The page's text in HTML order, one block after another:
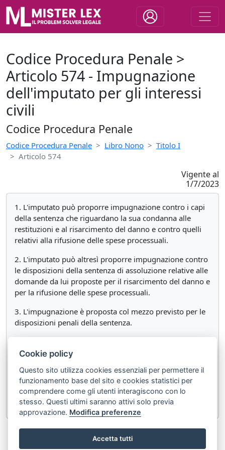
Codice Procedura Penale >
Articolo 574 - Impugnazione
dell'imputato per gli interessi
civili
Codice Procedura Penale
Codice Procedura Penale Libro Nono
Titolo I
Articolo 574
Vigente al
1/7/2023
1. L'imputato può proporre impugnazione contro i capi
della sentenza che riguardano la sua condanna alle
restituzioni e al risarcimento del danno e contro quelli
relativi alla rifusione delle spese processuali.
2. L'imputato può altresì proporre impugnazione contro
le disposizioni della sentenza di assoluzione relative alle
domande da lui proposte per il risarcimento del danno e
per la rifusione delle spese processuali.
3. L'impugnazione è proposta col mezzo previsto per le
disposizioni penali della sentenza.
condanna penale o di assoluzione estende i suoi effetti
risarcimento dei danni e alla rifusione delle spese
processuali, se questa pronuncia dipende dal capo o dal
punto impugnato.
Articolo 573 Articolo 575
Cookie policy
Questo sito utilizza cookies essenziali per permettere il
funzionamento base del sito e cookies statistici per
comprendere come gli utenti interagiscono con lo
stesso. Questi ultimi saranno attivi solo previa
approvazione. Modifica preferenze
Accetta tutti